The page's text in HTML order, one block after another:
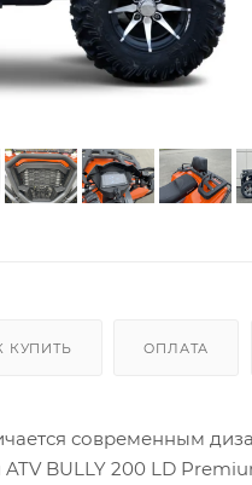
КУПИТЬ ОПЛАТА
современным
BULLY 200 LD